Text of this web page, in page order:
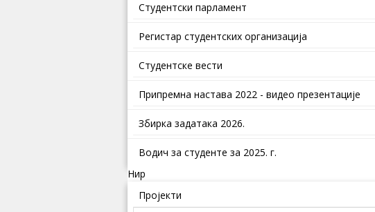
Студентски парламент
Регистар студентских организација
Студентске вести
Припремна настава 2022 - видео презентације
Збирка задатака 2026.
Водич за студенте за 2025. г.
Нир
Пројекти